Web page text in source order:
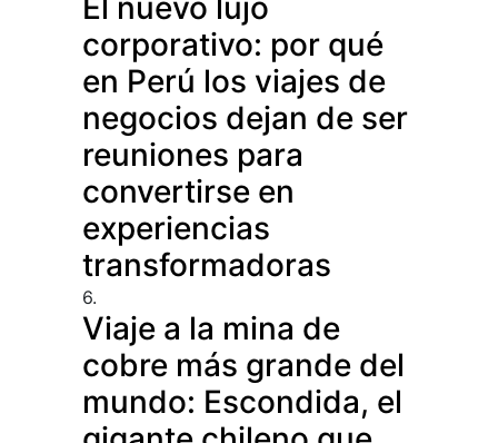
corporativo: por qué
en Perú los viajes de
negocios dejan de ser
reuniones para
convertirse en
experiencias
transformadoras
6.
Viaje a la mina de
cobre más grande del
mundo: Escondida, el